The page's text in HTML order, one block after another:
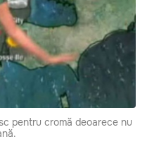
pentru cromă deoarece nu